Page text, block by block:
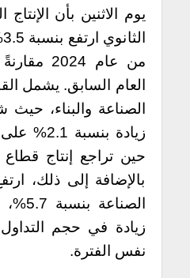
يوم الاثنين بأن
من عام
العام السابق. يشمل
الصناعة والبناء، حيث
زيادة
بالإضافة إلى ذلك،
نفس الفترة.